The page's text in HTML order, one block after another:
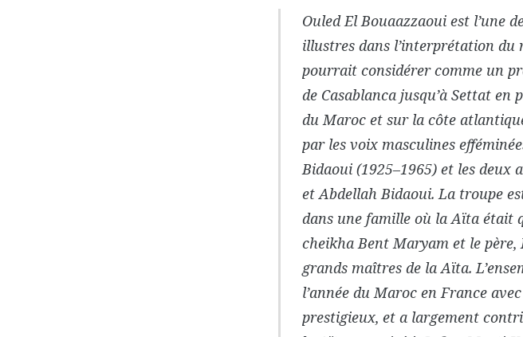
Ouled El Bouaazzaoui est l’une
illustres dans l’interprétation du
pourrait considérer comme un
de Casablanca jusqu’à Settat
du Maroc et sur la côte
par les voix masculines
Bidaoui (1925–1965) et les
et Abdellah Bidaoui. La troupe
dans une famille où la Aïta était
cheikha Bent Maryam et le père,
grands maîtres de la Aïta.
l’année du Maroc en France
prestigieux, et a largement